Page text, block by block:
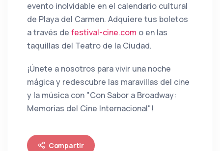
evento inolvidable en el calendario cultural
de Playa del Carmen. Adquiere tus boletos
a través de festival-cine.com o en las
taquillas del Teatro de la Ciudad.
¡Únete a nosotros para vivir una noche
mágica y redescubre las maravillas del cine
y la música con "Con Sabor a Broadway:
Memorias del Cine Internacional"!
Compartir